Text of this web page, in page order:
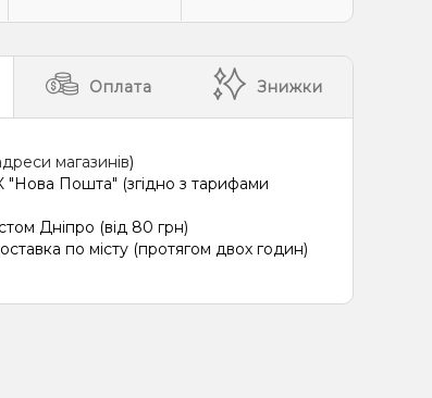
Оплата Знижки
магазинів)
"Нова Пошта" (згідно з тарифами
Дніпро (від 80 грн)
по місту (протягом двох годин)